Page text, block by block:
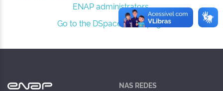
ENAP administrators.
Go to the DSpace home page
NAS REDES